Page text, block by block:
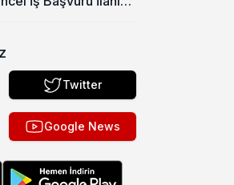
Twitter
Google News